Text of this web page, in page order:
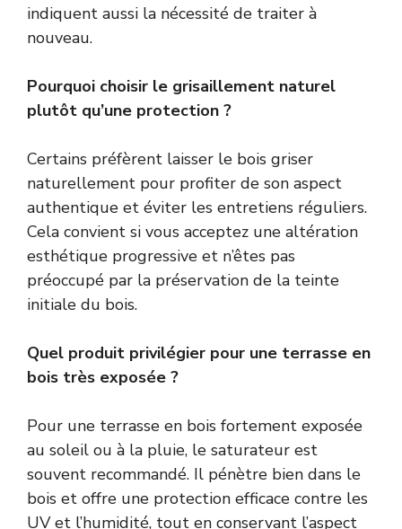
indiquent aussi la nécessité de traiter à
nouveau.
Pourquoi choisir le grisaillement naturel
plutôt qu’une protection ?
Certains préfèrent laisser le bois griser
naturellement pour profiter de son aspect
authentique et éviter les entretiens réguliers.
Cela convient si vous acceptez une altération
esthétique progressive et n’êtes pas
préoccupé par la préservation de la teinte
initiale du bois.
Quel produit privilégier pour une terrasse en
bois très exposée ?
Pour une terrasse en bois fortement exposée
au soleil ou à la pluie, le saturateur est
souvent recommandé. Il pénètre bien dans le
bois et offre une protection efficace contre les
UV et l’humidité, tout en conservant l’aspect